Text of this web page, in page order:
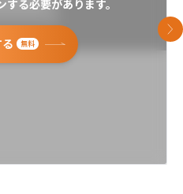
る必要があります。
無料
次